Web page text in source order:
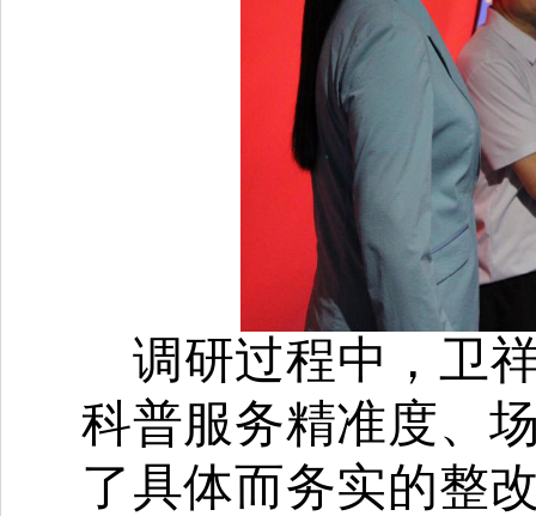
调研过程中，卫
科普服务精准度、
了具体而务实的整